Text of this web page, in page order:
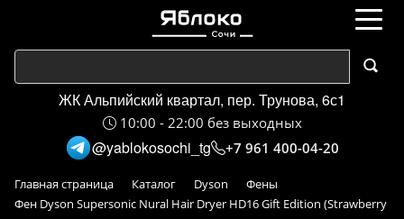
ЖК Альпийский квартал, пер. Трунова, 6с1
10:00 - 22:00 без выходных
@yablokosochi_tg +7 961 400-04-20
Главная страница Каталог Dyson
Фены
Фен Dyson Supersonic Nural Hair Dryer HD16 Gift Edition (Strawberry